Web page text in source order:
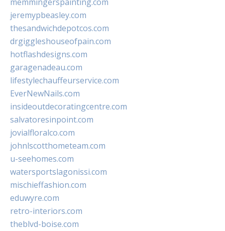
jeremypbeasley.com
thesandwichdepotcos.com
drgiggleshouseofpain.com
hotflashdesigns.com
garagenadeau.com
lifestylechauffeurservice.com
EverNewNails.com
insideoutdecoratingcentre.com
salvatoresinpoint.com
jovialfloralco.com
johnlscotthometeam.com
u-seehomes.com
watersportslagonissi.com
mischieffashion.com
eduwyre.com
retro-interiors.com
theblvd-boise.com